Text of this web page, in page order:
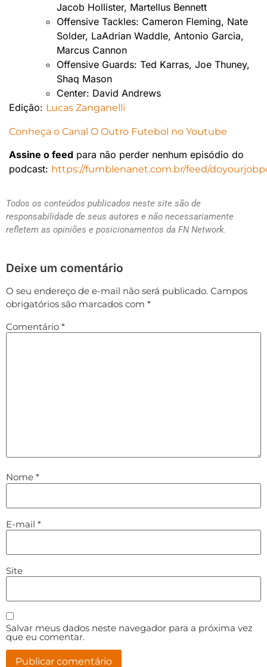
Jacob Hollister, Martellus Bennett
Offensive Tackles: Cameron Fleming, Nate
Solder, LaAdrian Waddle, Antonio Garcia,
Marcus Cannon
Offensive Guards: Ted Karras, Joe Thuney,
Shaq Mason
Center: David Andrews
Edição: Lucas Zanganelli
Conheça o Canal O Outro Futebol no Youtube
Assine o feed para não perder nenhum episódio do
podcast: https://fumblenanet.com.br/feed/
Todos os conteúdos publicados neste site são de
responsabilidade de seus autores e não necessariamente
refletem as opiniões e posicionamentos da FN Network.
Deixe um comentário
O seu endereço de e-mail não será publicado. Campos
obrigatórios são marcados com *
Comentário *
Nome *
E-mail *
Site
Salvar meus dados neste navegador para a próxima vez
que eu comentar.